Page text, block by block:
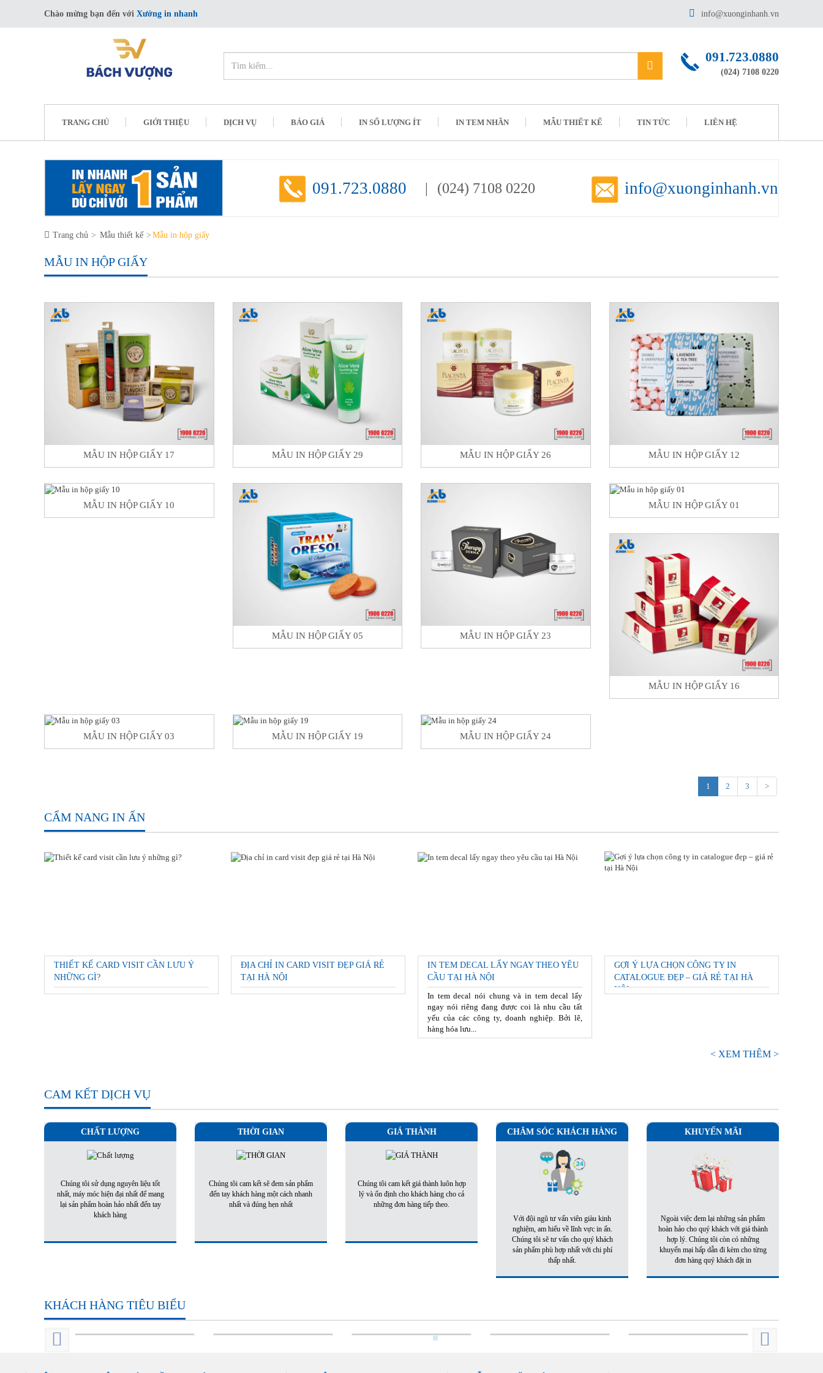
Chào mừng bạn đến với Xưởng in nhanh info@xuonginhanh.vn
091.723.0880
(024) 7108 0220
TRANG CHỦ GIỚI THIỆU DỊCH VỤ BÁO GIÁ IN SỐ LƯỢNG ÍT IN TEM NHÃN MẪU THIẾT KẾ TIN TỨC LIÊN HỆ
091.723.0880 (024) 7108 0220 info@xuonginhanh.vn
Trang chủ Mẫu thiết kế Mẫu in hộp giấy
MẪU IN HỘP GIẤY
MẪU IN HỘP GIẤY 17 MẪU IN HỘP GIẤY 29 MẪU IN HỘP GIẤY 26 MẪU IN HỘP GIẤY 12
MẪU IN HỘP GIẤY 10
MẪU IN HỘP GIẤY 05 MẪU IN HỘP GIẤY 23
MẪU IN HỘP GIẤY 01
MẪU IN HỘP GIẤY 16
MẪU IN HỘP GIẤY 03 MẪU IN HỘP GIẤY 19 MẪU IN HỘP GIẤY 24
1 2 3 >
CẨM NANG IN ẤN
THIẾT KẾ CARD VISIT CẦN LƯU Ý
NHỮNG GÌ?
ĐỊA CHỈ IN CARD VISIT ĐẸP GIÁ RẺ
TẠI HÀ NỘI
IN TEM DECAL LẤY NGAY THEO YÊU
CẦU TẠI HÀ NỘI
In tem decal nói chung và in tem decal lấy
ngay nói riêng đang được coi là nhu cầu tất
yếu của các công ty, doanh nghiệp. Bởi lẽ,
hàng hóa lưu...
GỢI Ý LỰA CHỌN CÔNG TY IN
CATALOGUE ĐẸP – GIÁ RẺ TẠI HÀ
NỘI
< XEM THÊM >
CAM KẾT DỊCH VỤ
CHẤT LƯỢNG
Chúng tôi sử dụng nguyên liệu tốt
nhất, máy móc hiện đại nhất để mang
lại sản phẩm hoàn hảo nhất đến tay
khách hàng
THỜI GIAN
Chúng tôi cam kết sẽ đem sản phẩm
đến tay khách hàng một cách nhanh
nhất và đúng hẹn nhất
GIÁ THÀNH
Chúng tôi cam kết giá thành luôn hợp
lý và ổn định cho khách hàng cho cả
những đơn hàng tiếp theo.
CHĂM SÓC KHÁCH HÀNG
Với đội ngũ tư vấn viên giàu kinh
nghiệm, am hiểu về lĩnh vực in ấn.
Chúng tôi sẽ tư vấn cho quý khách
sản phẩm phù hợp nhất với chi phí
thấp nhất.
KHUYẾN MÃI
Ngoài việc đem lại những sản phẩm
hoàn hảo cho quý khách với giá thành
hợp lý. Chúng tôi còn có những
khuyến mại hấp dẫn đi kèm cho từng
đơn hàng quý khách đặt in
KHÁCH HÀNG TIÊU BIỂU